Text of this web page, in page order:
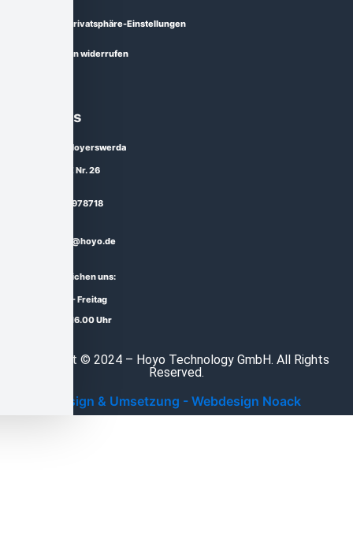
Historie der Privatsphäre-Einstellungen
Einwilligungen widerrufen
Über uns
02977 Hoyerswerda
Straße E Nr. 26
03571 - 978718
service@hoyo.de
Sie erreichen uns:
Montag - Freitag
10.00 - 16.00 Uhr
Copyright © 2024 – Hoyo Technology GmbH. All Rights
Reserved.
Design & Umsetzung - Webdesign Noack